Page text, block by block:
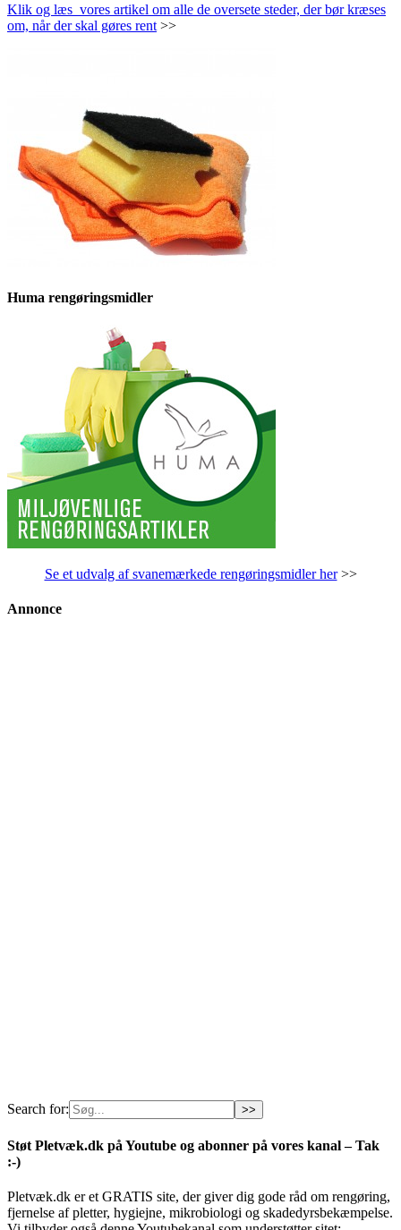
Klik og læs vores artikel om alle de oversete steder, der bør kræses
om, når der skal gøres rent >>
Huma rengøringsmidler
Se et udvalg af svanemærkede rengøringsmidler her>>
Annonce
Search for:
Støt Pletvæk.dk på Youtube og abonner på vores kanal – Tak
:-)
Pletvæk.dk er et GRATIS site, der giver dig gode råd om rengøring,
fjernelse af pletter, hygiejne, mikrobiologi og skadedyrsbekæmpelse.